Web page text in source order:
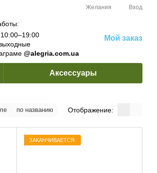
Желания Вход
10:00–19:00
@alegria.com.ua
Мой заказ
Аксессуары
по названию Отображение:
ЗАКАНЧИВАЕТСЯ